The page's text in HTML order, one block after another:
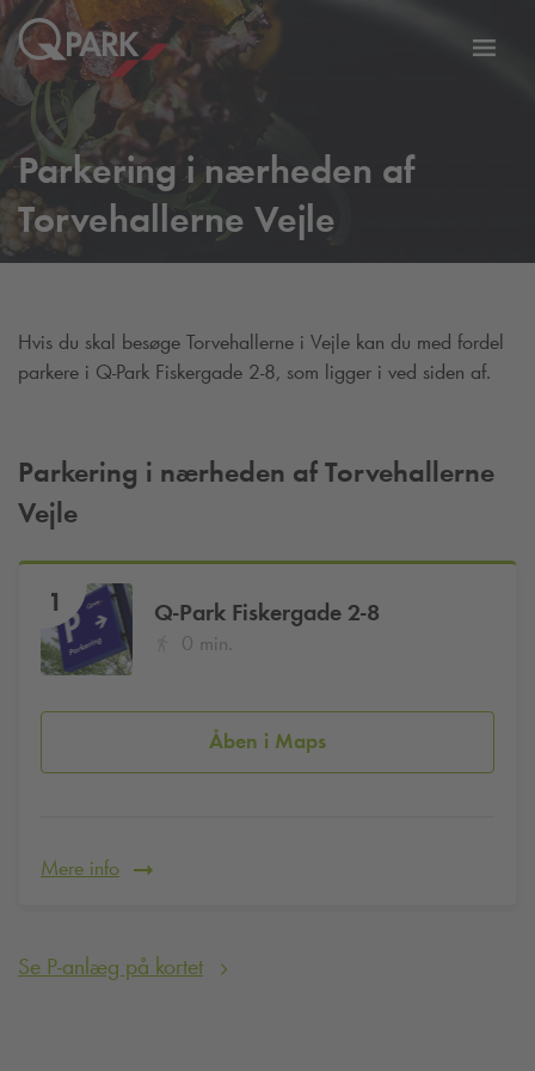
Slå
Parkering i nærheden af
Torvehallerne Vejle
Hvis du skal besøge Torvehallerne i Vejle kan du med fordel
parkere i Q-Park Fiskergade 2-8, som ligger i ved siden af.
Parkering i nærheden af Torvehallerne
Vejle
1 Q-Park Fiskergade 2-8
0 min.
Åben i Maps
Mere info
Se P-anlæg på kortet